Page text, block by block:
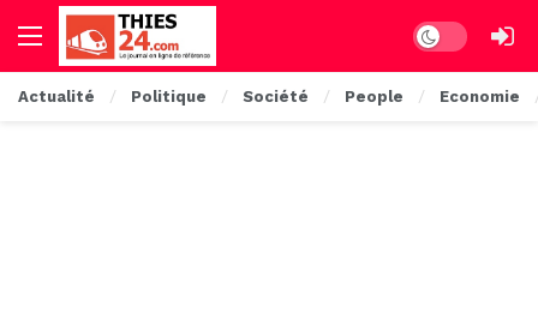
Dark mode
Actualité Politique Société People Economie